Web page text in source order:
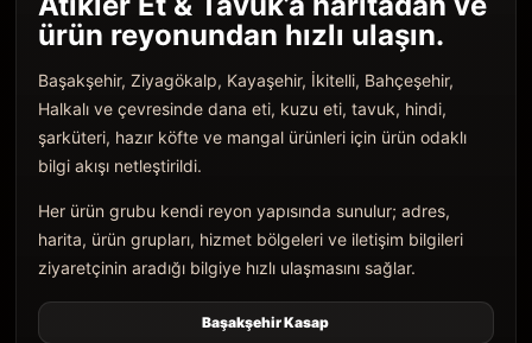
ürün reyonundan hızlı ulaşın.
Başakşehir, Ziyagökalp, Kayaşehir, İkitelli, Bahçeşehir,
Halkalı ve çevresinde dana eti, kuzu eti, tavuk, hindi,
şarküteri, hazır köfte ve mangal ürünleri için ürün odaklı
bilgi akışı netleştirildi.
Her ürün grubu kendi reyon yapısında sunulur; adres,
harita, ürün grupları, hizmet bölgeleri ve iletişim bilgileri
ziyaretçinin aradığı bilgiye hızlı ulaşmasını sağlar.
Başakşehir Kasap